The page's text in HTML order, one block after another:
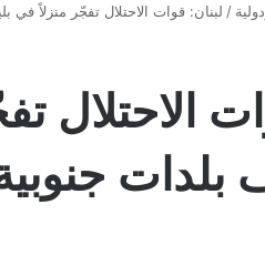
/ لبنان: قوات الاحتلال تفجّر منزلاً في
الاحتلال
بلدات